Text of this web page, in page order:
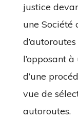
justice
une Société
l’opposant
d’une
vue de
autoroutes.